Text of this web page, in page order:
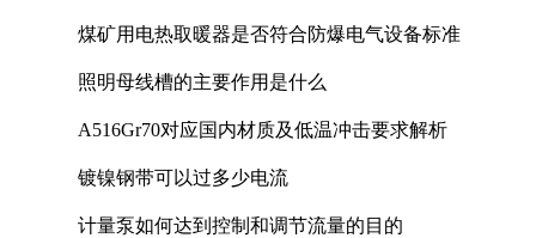
煤矿用电热取暖器是否符合防爆电气设备标准
照明母线槽的主要作用是什么
A516Gr70对应国内材质及低温冲击要求解析
镀镍钢带可以过多少电流
计量泵如何达到控制和调节流量的目的